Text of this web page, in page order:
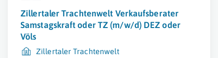
Zillertaler Trachtenwelt Verkaufsberater
Samstagskraft oder TZ (m/w/d) DEZ oder
Völs
Zillertaler Trachtenwelt